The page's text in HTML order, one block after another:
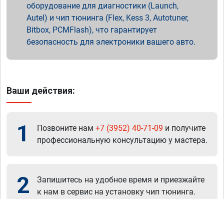
оборудование для диагностики (Launch,
Autel) и чип тюнинга (Flex, Kess 3, Autotuner,
Bitbox, PCMFlash), что гарантирует
безопасность для электроники вашего авто.
Ваши действия:
1 Позвоните нам +7 (3952) 40-71-09 и получите
профессиональную консультацию у мастера.
2
Запишитесь на удобное время и приезжайте
к нам в сервис на установку чип тюнинга.